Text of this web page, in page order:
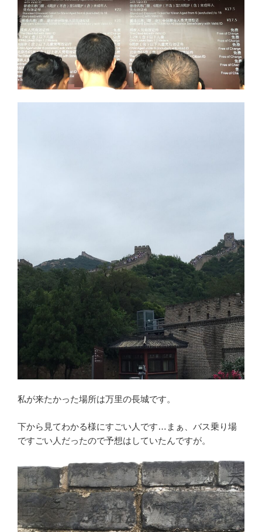
私が来たかった場所は万里の長城です。
下から見てわかる様にすごい人です…まぁ、バス乗り場
ですごい人だったので予想はしていたんですが。